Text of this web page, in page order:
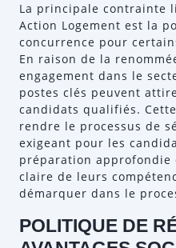
La principale contrainte
Action Logement est la
concurrence pour
En raison de la
engagement dans le
postes clés peuvent
candidats qualifiés.
rendre le processus de
exigeant pour les
préparation approfondie
claire de leurs
démarquer dans le
POLITIQUE DE